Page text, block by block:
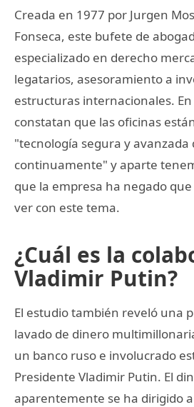
Creada en 1977 por Jurgen
Fonseca, este bufete de
especializado en derecho
legatarios, asesoramiento a
estructuras internacionales.
constatan que las oficinas
"tecnología segura y avanzada
continuamente" y aparte
que la empresa ha negado
ver con este tema.
¿Cuál es la
Vladimir Putin?
El estudio también reveló una
lavado de dinero
un banco ruso e involucrado
Presidente Vladimir Putin. El
aparentemente se ha dirigido